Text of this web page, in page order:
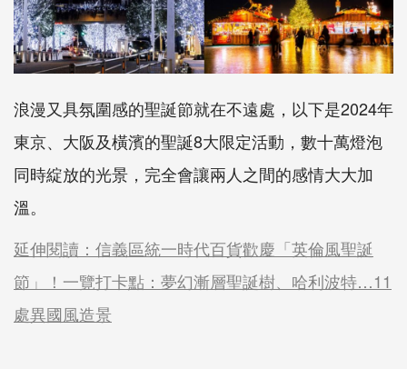
浪漫又具氛圍感的聖誕節就在不遠處，以下是2024年
東京、大阪及橫濱的聖誕8大限定活動，數十萬燈泡
同時綻放的光景，完全會讓兩人之間的感情大大加
溫。
延伸閱讀：信義區統一時代百貨歡慶「英倫風聖誕
節」！一覽打卡點：夢幻漸層聖誕樹、哈利波特…11
處異國風造景